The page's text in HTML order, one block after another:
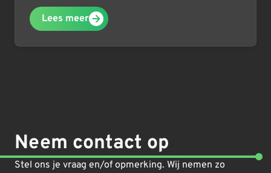
Lees meer
Neem contact op
Stel ons je vraag en/of opmerking. Wij nemen zo